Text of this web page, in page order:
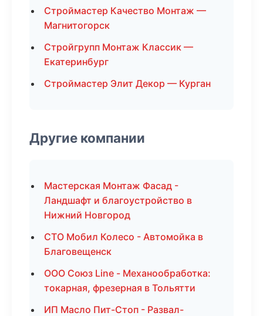
Строймастер Качество Монтаж —
Магнитогорск
Стройгрупп Монтаж Классик —
Екатеринбург
Строймастер Элит Декор — Курган
Другие компании
Мастерская Монтаж Фасад -
Ландшафт и благоустройство в
Нижний Новгород
СТО Мобил Колесо - Автомойка в
Благовещенск
ООО Союз Line - Механообработка:
токарная, фрезерная в Тольятти
ИП Масло Пит-Стоп - Развал-